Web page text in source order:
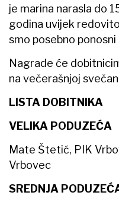
je marina narasla do
godina uvijek
smo posebno ponosni
Nagrade će
na večerašnjoj
LISTA DOBITNIKA
VELIKA PODUZEĆA
Mate Štetić, PIK
Vrbovec
SREDNJA